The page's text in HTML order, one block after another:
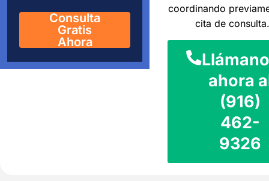
Consulta
Gratis
Ahora
coordinando
cita de consulta.
ahora
(916)
462-
9326